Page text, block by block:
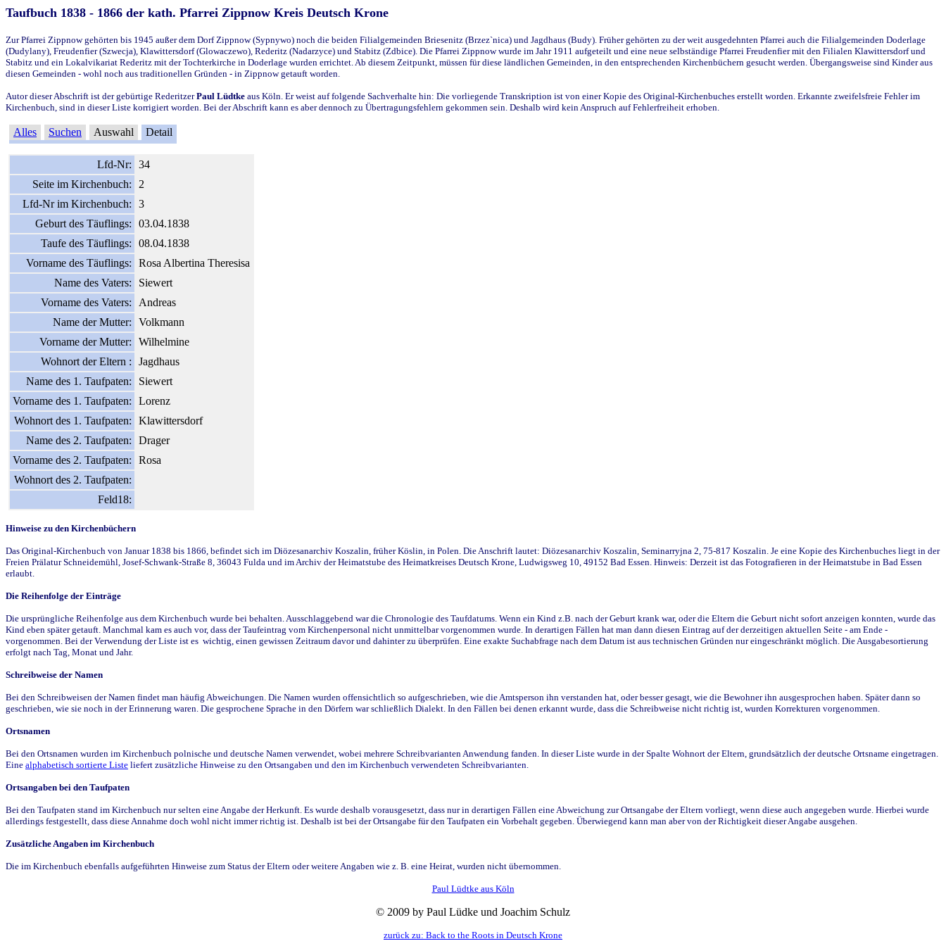
Taufbuch 1838 - 1866 der kath. Pfarrei Zippnow Kreis Deutsch Krone
Zur Pfarrei Zippnow gehörten bis 1945 außer dem Dorf Zippnow (Sypnywo) noch die beiden Filialgemeinden Briesenitz (Brzez`nica) und Jagdhaus (Budy). Früher gehörten zu der weit ausgedehnten Pfarrei auch die Filialgemeinden Doderlage
(Dudylany), Freudenfier (Szwecja), Klawittersdorf (Glowaczewo), Rederitz (Nadarzyce) und Stabitz (Zdbice). Die Pfarrei Zippnow wurde im Jahr 1911 aufgeteilt und eine neue selbständige Pfarrei Freudenfier mit den Filialen Klawittersdorf und
Stabitz und ein Lokalvikariat Rederitz mit der Tochterkirche in Doderlage wurden errichtet. Ab diesem Zeitpunkt, müssen für diese ländlichen Gemeinden, in den entsprechenden Kirchenbüchern gesucht werden. Übergangsweise sind Kinder aus
diesen Gemeinden - wohl noch aus traditionellen Gründen - in Zippnow getauft worden.
Autor dieser Abschrift ist der gebürtige RederitzerPaul Lüdtke aus Köln. Er weist auf folgende Sachverhalte hin: Die vorliegende Transkription ist von einer Kopie des Original-Kirchenbuches erstellt worden. Erkannte zweifelsfreie Fehler im
Kirchenbuch, sind in dieser Liste korrigiert worden. Bei der Abschrift kann es aber dennoch zu Übertragungsfehlern gekommen sein. Deshalb wird kein Anspruch auf Fehlerfreiheit erhoben.
Alles Suchen Auswahl Detail
Lfd-Nr:
34
Seite im Kirchenbuch:
2
Lfd-Nr im Kirchenbuch:
3
Geburt des Täuflings:
03.04.1838
Taufe des Täuflings:
08.04.1838
Vorname des Täuflings:
Rosa Albertina Theresisa
Name des Vaters:
Siewert
Vorname des Vaters:
Andreas
Name der Mutter:
Volkmann
Vorname der Mutter:
Wilhelmine
Wohnort der Eltern :
Jagdhaus
Name des 1. Taufpaten:
Siewert
Vorname des 1. Taufpaten:
Lorenz
Wohnort des 1. Taufpaten:
Klawittersdorf
Name des 2. Taufpaten:
Drager
Vorname des 2. Taufpaten:
Rosa
Wohnort des 2. Taufpaten:
Feld18:
Hinweise zu den Kirchenbüchern
Das Original-Kirchenbuch von Januar 1838 bis 1866, befindet sich im Diözesanarchiv Koszalin, früher Köslin, in Polen. Die Anschrift lautet: Diözesanarchiv Koszalin, Seminarryjna 2, 75-817 Koszalin. Je eine Kopie des Kirchenbuches liegt in der
Freien Prälatur Schneidemühl, Josef-Schwank-Straße 8, 36043 Fulda und im Archiv der Heimatstube des Heimatkreises Deutsch Krone, Ludwigsweg 10, 49152 Bad Essen. Hinweis: Derzeit ist das Fotografieren in der Heimatstube in Bad Essen
erlaubt.
Die Reihenfolge der Einträge
Die ursprüngliche Reihenfolge aus dem Kirchenbuch wurde bei behalten. Ausschlaggebend war die Chronologie des Taufdatums. Wenn ein Kind z.B. nach der Geburt krank war, oder die Eltern die Geburt nicht sofort anzeigen konnten, wurde das
Kind eben später getauft. Manchmal kam es auch vor, dass der Taufeintrag vom Kirchenpersonal nicht unmittelbar vorgenommen wurde. In derartigen Fällen hat man dann diesen Eintrag auf der derzeitigen aktuellen Seite - am Ende -
vorgenommen. Bei der Verwendung der Liste ist es wichtig, einen gewissen Zeitraum davor und dahinter zu überprüfen. Eine exakte Suchabfrage nach dem Datum ist aus technischen Gründen nur eingeschränkt möglich. Die Ausgabesortierung
erfolgt nach Tag, Monat und Jahr.
Schreibweise der Namen
Bei den Schreibweisen der Namen findet man häufig Abweichungen. Die Namen wurden offensichtlich so aufgeschrieben, wie die Amtsperson ihn verstanden hat, oder besser gesagt, wie die Bewohner ihn ausgesprochen haben. Später dann so
geschrieben, wie sie noch in der Erinnerung waren. Die gesprochene Sprache in den Dörfern war schließlich Dialekt. In den Fällen bei denen erkannt wurde, dass die Schreibweise nicht richtig ist, wurden Korrekturen vorgenommen.
Ortsnamen
Bei den Ortsnamen wurden im Kirchenbuch polnische und deutsche Namen verwendet, wobei mehrere Schreibvarianten Anwendung fanden. In dieser Liste wurde in der Spalte Wohnort der Eltern, grundsätzlich der deutsche Ortsname eingetragen.
Eine alphabetisch sortierte Liste liefert zusätzliche Hinweise zu den Ortsangaben und den im Kirchenbuch verwendeten Schreibvarianten.
Ortsangaben bei den Taufpaten
Bei den Taufpaten stand im Kirchenbuch nur selten eine Angabe der Herkunft. Es wurde deshalb vorausgesetzt, dass nur in derartigen Fällen eine Abweichung zur Ortsangabe der Eltern vorliegt, wenn diese auch angegeben wurde. Hierbei wurde
allerdings festgestellt, dass diese Annahme doch wohl nicht immer richtig ist. Deshalb ist bei der Ortsangabe für den Taufpaten ein Vorbehalt gegeben. Überwiegend kann man aber von der Richtigkeit dieser Angabe ausgehen.
Zusätzliche Angaben im Kirchenbuch
Die im Kirchenbuch ebenfalls aufgeführten Hinweise zum Status der Eltern oder weitere Angaben wie z. B. eine Heirat, wurden nicht übernommen.
Paul Lüdtke aus Köln
© 2009 by Paul Lüdke und Joachim Schulz
zurück zu: Back to the Roots in Deutsch Krone